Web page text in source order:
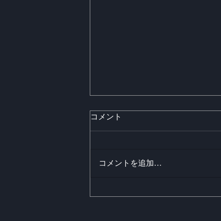
Chus & Ceballosがパーカッ
コメント
コメントを追加…